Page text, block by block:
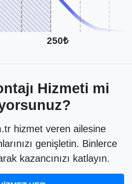
250₺
Hizmeti mi
hizmet veren ailesine
genişletin. Binlerce
kazancınızı katlayın.